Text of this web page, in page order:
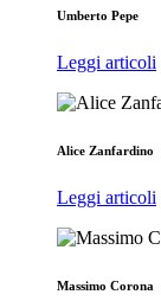
Umberto Pepe
Leggi articoli
Alice Zanfardino
Leggi articoli
Massimo Corona